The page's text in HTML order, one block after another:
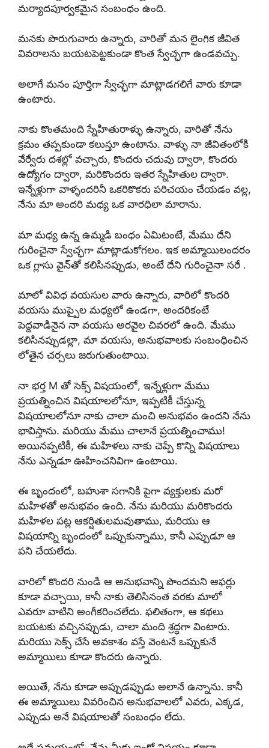
మర్యాదపూర్వకమైన సంబంధం ఉంది.
మనకు పొరుగువారు ఉన్నారు, వారితో మన లైంగిక జీవిత
వివరాలను బయటపెట్టకుండా కొంత స్వేచ్ఛగా ఉండవచ్చు.
అలాగే మనం పూర్తిగా స్వేచ్ఛగా మాట్లాడగలిగే వారు కూడా
ఉంటారు.
నాకు కొంతమంది స్నేహితురాళ్ళు ఉన్నారు, వారితో నేను
క్రమం తప్పకుండా కలుస్తూ ఉంటాను. వాళ్ళు నా జీవితంలోకి
వేర్వేరు దశల్లో వచ్చారు, కొందరు చదువు ద్వారా, కొందరు
ఉద్యోగం ద్వారా, మరికొందరు ఇతర స్నేహితుల ద్వారా.
ఇన్నేళ్లుగా వాళ్ళందరినీ ఒకరికొకరు పరిచయం చేయడం వల్ల,
నేను మా అందరి మధ్య ఒక వారధిలా మారాను.
మా మధ్య ఉన్న ఉమ్మడి బంధం ఏమిటంటే, మేము దేని
గురించైనా స్వేచ్ఛగా మాట్లాడుకోగలం. ఇక అమ్మాయిలందరం
ఒక గ్లాసు వైన్‌తో కలిసినప్పుడు, అంటే దేని గురించైనా సరే .
మాలో వివిధ వయసుల వారు ఉన్నారు, వారిలో కొందరి
వయసు ముప్పైల మధ్యలో ఉండగా, అందరికంటే
పెద్దవాడినైన నా వయసు అరవైల చివరలో ఉంది. మేము
కలిసినప్పుడల్లా, మా వయసు, అనుభవాలకు సంబంధించిన
లోతైన చర్చలు జరుగుతుంటాయి.
నా భర్త M తో సెక్స్ విషయంలో, ఇన్నేళ్లుగా మేము
ప్రయత్నించిన విషయాలలోనూ, ఇప్పటికీ చేస్తున్న
విషయాలలోనూ నాకు చాలా మంచి అనుభవం ఉందని నేను
భావిస్తాను. మరియు మేము చాలానే ప్రయత్నించాము!
అయినప్పటికీ, ఈ మహిళలు నాకు చెప్పే కొన్ని విషయాలు
నేను ఎన్నడూ ఊహించనివిగా ఉంటాయి.
ఈ బృందంలో, బహుశా సగానికి పైగా వ్యక్తులకు మరో
మహిళతో అనుభవం ఉంది. నేను మరియు మరికొందరు
మహిళల పట్ల ఆకర్షితులమవుతాము, మరియు ఆ
విషయాన్ని బృందంలో ఒప్పుకున్నాము, కానీ ఎప్పుడూ ఆ
పని చేయలేదు.
వారిలో కొందరి నుండి ఆ అనుభవాన్ని పొందమని ఆఫర్లు
కూడా వచ్చాయి, కానీ నాకు తెలిసినంత వరకు మాలో
ఎవరూ వాటిని అంగీకరించలేదు. ఫలితంగా, ఆ కథలు
బయటకు వచ్చినప్పుడు, చాలా మంది శ్రద్ధగా వింటారు.
మరియు సెక్స్ చేసే అవకాశం వస్తే వెంటనే ఒప్పుకునే
అమ్మాయిలు కూడా కొందరు ఉన్నారు.
అయితే, నేను కూడా అప్పుడప్పుడు అలానే ఉన్నాను. కానీ
ఈ అమ్మాయిలు వివరించిన అనుభవాలలో ఎవరు, ఎక్కడ,
ఎప్పుడు అనే విషయాలతో సంబంధం లేదు.